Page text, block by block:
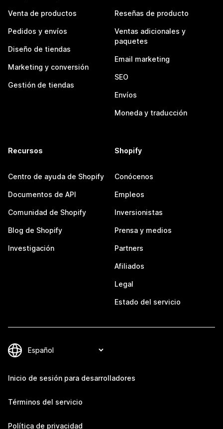
Venta de productos
Pedidos y envíos
Diseño de tiendas
Marketing y conversión
Gestión de tiendas
Reseñas de producto
Ventas adicionales y
paquetes
Email marketing
SEO
Envíos
Moneda y traducción
Recursos
Centro de ayuda de Shopify
Documentos de API
Comunidad de Shopify
Blog de Shopify
Investigación
Shopify
Conócenos
Empleos
Inversionistas
Prensa y medios
Partners
Afiliados
Legal
Estado del servicio
Inicio de sesión para desarrolladores
Términos del servicio
Política de privacidad